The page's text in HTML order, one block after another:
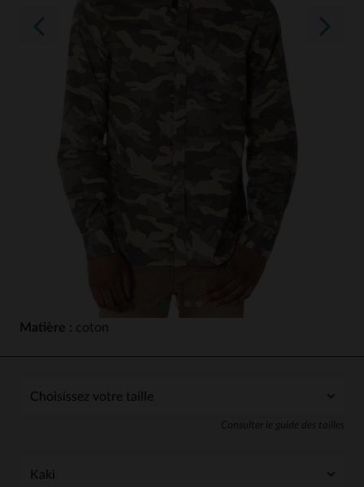
Matière : coton
Consulter le guide des tailles